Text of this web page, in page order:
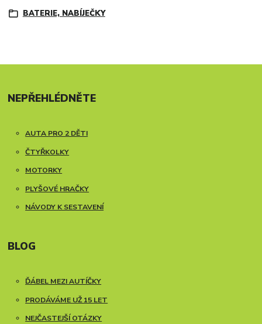
BATERIE, NABÍJEČKY
NEPŘEHLÉDNĚTE
AUTA PRO 2 DĚTI
ČTYŘKOLKY
MOTORKY
PLYŠOVÉ HRAČKY
NÁVODY K SESTAVENÍ
BLOG
ĎÁBEL MEZI AUTÍČKY
PRODÁVÁME UŽ 15 LET
NEJČASTEJŠÍ OTÁZKY